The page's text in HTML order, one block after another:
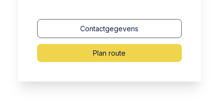
Contactgegevens
Plan route